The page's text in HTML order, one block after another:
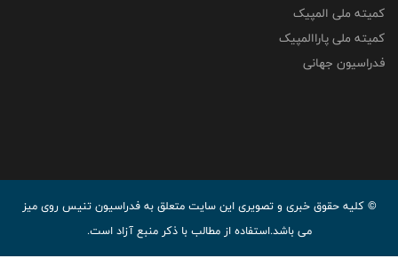
کمیته ملی المپیک
کمیته ملی پاراالمپیک
فدراسیون جهانی
© کليه حقوق خبری و تصويری اين سايت متعلق به فدراسیون تنیس روی میز
می باشد.استفاده از مطالب با ذكر منبع آزاد است.